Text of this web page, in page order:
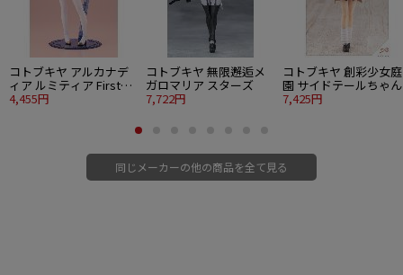
■塗装済完成品フィギュア
■1/8スケール
■全高：約214mm（台座含む）
■素材：PVC・ABS・アクリル・金属棒
■原型製作：関雄大
© Nihon Falcom Corporation. All rights reserved.
コトブキヤ アルカナデ
ィア ルミティア First
Engage Ver.〈ファース
4,455円
コトブキヤ 無限邂逅メ
ガロマリア スターズ
7,722円
コトブキヤ 創彩少女庭
園 サイドテールちゃん
7,425円
同じメーカーの他の商品を全て見る